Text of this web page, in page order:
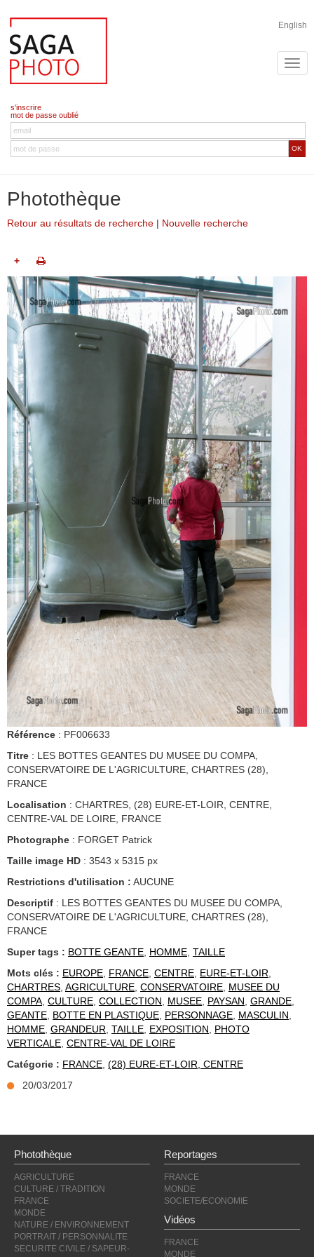
English
s'inscrire
mot de passe oublié
OK
Photothèque
Retour au résultats de recherche | Nouvelle recherche
+
Référence : PF006633
Titre : LES BOTTES GEANTES DU MUSEE DU COMPA,
CONSERVATOIRE DE L'AGRICULTURE, CHARTRES (28),
FRANCE
Localisation : CHARTRES, (28) EURE-ET-LOIR, CENTRE,
CENTRE-VAL DE LOIRE, FRANCE
Photographe : FORGET Patrick
Taille image HD : 3543 x 5315 px
Restrictions d'utilisation : AUCUNE
Descriptif : LES BOTTES GEANTES DU MUSEE DU COMPA,
CONSERVATOIRE DE L'AGRICULTURE, CHARTRES (28),
FRANCE
Super tags : BOTTE GEANTE, HOMME, TAILLE
Mots clés : EUROPE, FRANCE, CENTRE, EURE-ET-LOIR,
CHARTRES, AGRICULTURE, CONSERVATOIRE, MUSEE DU
COMPA, CULTURE, COLLECTION, MUSEE, PAYSAN, GRANDE,
GEANTE, BOTTE EN PLASTIQUE, PERSONNAGE, MASCULIN,
HOMME, GRANDEUR, TAILLE, EXPOSITION, PHOTO
VERTICALE, CENTRE-VAL DE LOIRE
Catégorie : FRANCE, (28) EURE-ET-LOIR, CENTRE
20/03/2017
Photothèque
AGRICULTURE
CULTURE / TRADITION
FRANCE
MONDE
NATURE / ENVIRONNEMENT
PORTRAIT / PERSONNALITE
SECURITE CIVILE / SAPEUR-
Reportages
FRANCE
MONDE
SOCIETE/ECONOMIE
Vidéos
FRANCE
MONDE